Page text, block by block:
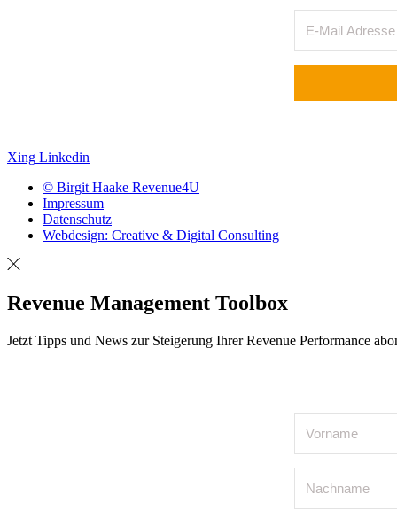
Xing Linkedin
© Birgit Haake Revenue4U
Impressum
Datenschutz
Webdesign: Creative & Digital Consulting
Revenue Management Toolbox
Jetzt Tipps und News zur Steigerung Ihrer Revenue Performance